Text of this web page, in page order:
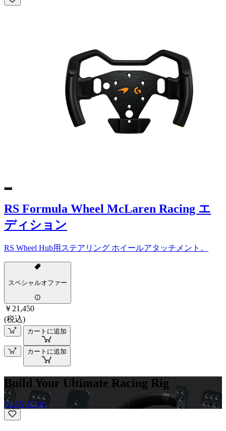
RS Formula Wheel McLaren Racing エ
ディション
RS Wheel Hub用ステアリング ホイールアタッチメント。
スペシャルオファー
￥21,450
(税込)
カートに追加
カートに追加
Build Your Ultimate Racing Rig
PLAY NOW